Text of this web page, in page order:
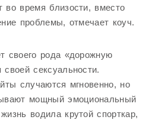
во время близости, вместо
проблемы, отмечает коуч.
своего рода «дорожную
сексуальности.
случаются мгновенно, но
мощный эмоциональный
водила крутой спорткар,